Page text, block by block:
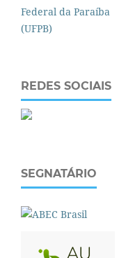
REDES SOCIAIS
SEGNATÁRIO